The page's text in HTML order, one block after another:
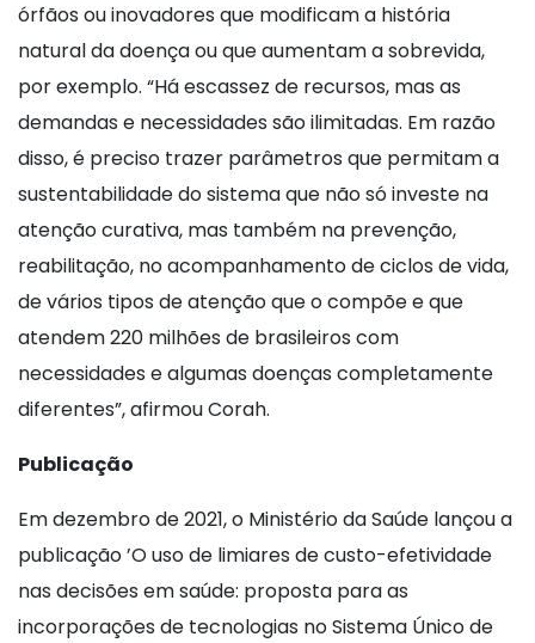
órfãos ou inovadores que modificam a história
natural da doença ou que aumentam a sobrevida,
por exemplo. “Há escassez de recursos, mas as
demandas e necessidades são ilimitadas. Em razão
disso, é preciso trazer parâmetros que permitam a
sustentabilidade do sistema que não só investe na
atenção curativa, mas também na prevenção,
reabilitação, no acompanhamento de ciclos de vida,
de vários tipos de atenção que o compõe e que
atendem 220 milhões de brasileiros com
necessidades e algumas doenças completamente
diferentes”, afirmou Corah.
Publicação
Em dezembro de 2021, o Ministério da Saúde lançou a
publicação ’O uso de limiares de custo-efetividade
nas decisões em saúde: proposta para as
incorporações de tecnologias no Sistema Único de